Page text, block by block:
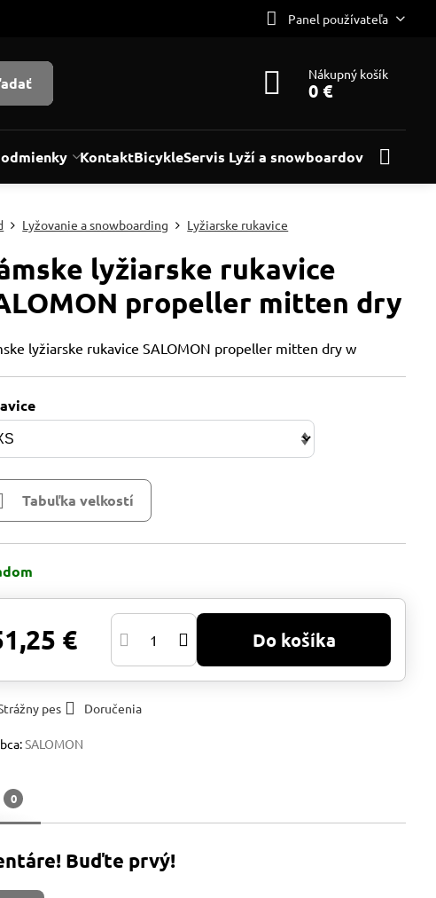
Panel používateľa
Nákupný košík
0 €
KontaktBicykleServis Lyží a snowboardov
Lyžovanie a snowboarding Lyžiarske rukavice
lyžiarske rukavice
propeller mitten dry
lyžiarske rukavice SALOMON propeller mitten dry w
Tabuľka velkostí
€ Do košíka
pes Doručenia
SALOMON
0
Buďte prvý!